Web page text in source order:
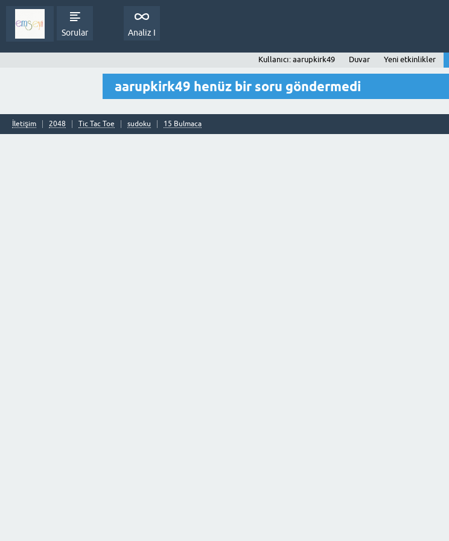
Sorular Analiz I
Kullanıcı: aarupkirk49 Duvar Yeni etkinlikler
aarupkirk49 henüz bir soru göndermedi
İletişim 2048 Tic Tac Toe sudoku 15 Bulmaca